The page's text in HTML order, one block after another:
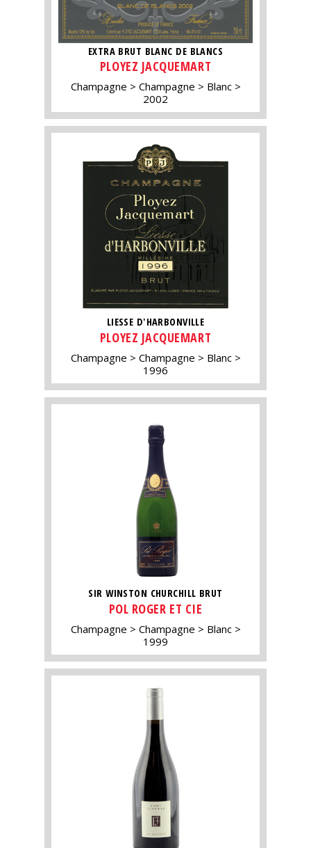
EXTRA BRUT BLANC DE BLANCS
PLOYEZ JACQUEMART
Champagne Champagne
Blanc
2002
LIESSE D'HARBONVILLE
PLOYEZ JACQUEMART
Champagne Champagne
Blanc
1996
SIR WINSTON CHURCHILL BRUT
POL ROGER ET CIE
Champagne Champagne
Blanc
1999